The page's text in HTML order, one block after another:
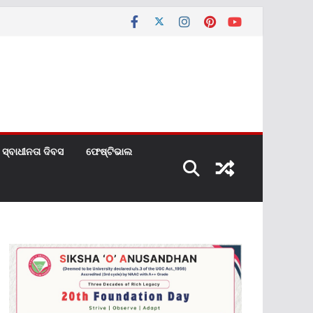
ସ୍ବାଧୀନତା ଦିବସ ଫେଷ୍ଟିଭାଲ